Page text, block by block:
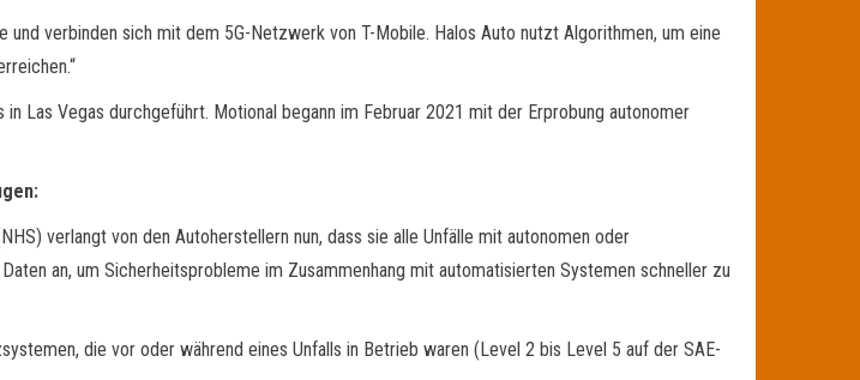
verbinden sich mit dem 5G-Netzwerk von T-Mobile. Halos Auto nutzt Algorithmen, um eine
Las Vegas durchgeführt. Motional begann im Februar 2021 mit der Erprobung autonomer
verlangt von den Autoherstellern nun, dass sie alle Unfälle mit autonomen oder
an, um Sicherheitsprobleme im Zusammenhang mit automatisierten Systemen schneller zu
die vor oder während eines Unfalls in Betrieb waren (Level 2 bis Level 5 auf der SAE-